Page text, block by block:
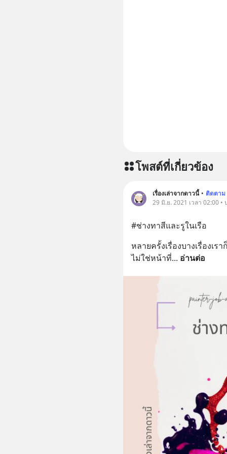
โพสต์ที่เกี่ยวข้อง
เรื่องเล่าจากดาวนี้ • ติดตาม
29 มิ.ย. 2021 เวลา 02:00 •
#ช่างทาสีและรูในเรือ
หลายครั้งเรื่องบางเรื่องเ
ไม่ใช่หน้าที่... อ่านต่อ